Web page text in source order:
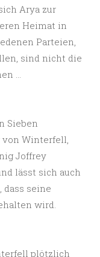
Arya zur
Heimat in
Parteien,
sind nicht die
…
Sieben
von Winterfell,
Joffrey
lässt sich auch
seine
wird.
plötzlich